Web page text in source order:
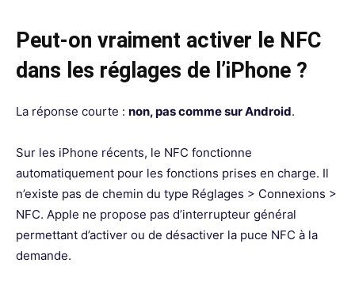
Peut-on vraiment activer le NFC
dans les réglages de l’iPhone ?
La réponse courte : non, pas comme sur Android.
Sur les iPhone récents, le NFC fonctionne
automatiquement pour les fonctions prises en charge. Il
n’existe pas de chemin du type Réglages > Connexions >
NFC. Apple ne propose pas d’interrupteur général
permettant d’activer ou de désactiver la puce NFC à la
demande.